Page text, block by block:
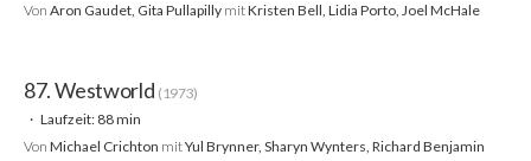
Von Aron Gaudet, Gita Pullapilly mitKristen Bell, Lidia Porto, Joel McHale
87. Westworld (1973)
Laufzeit: 88 min
Von Michael Crichton mitYul Brynner, Sharyn Wynters, Richard Benjamin